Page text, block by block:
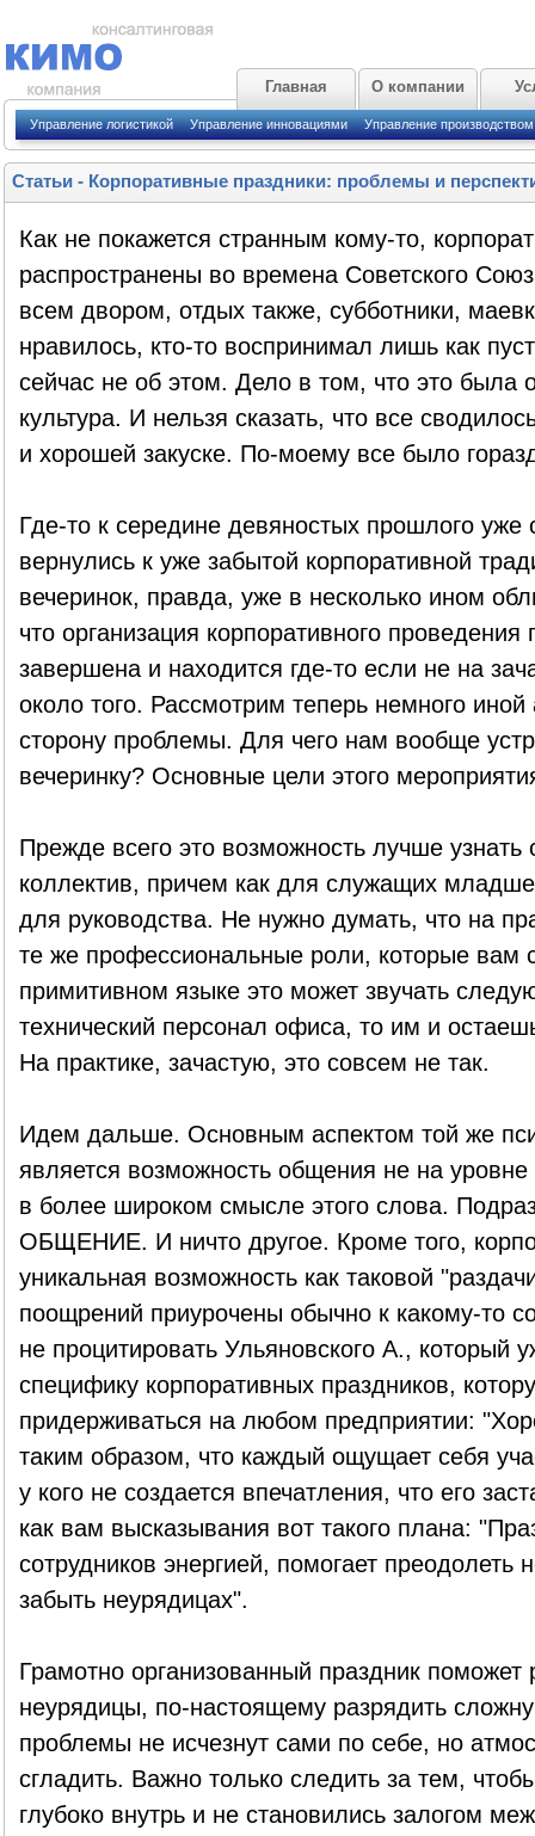
Главная О компании
Управление логистикой Управление инновациями Управление производством
Статьи- Корпоративные праздники: проблемы и
Как не покажется странным кому-то,
распространены во времена Советского
всем двором, отдых также, субботники,
нравилось, кто-то воспринимал лишь как
сейчас не об этом. Дело в том, что это была
культура. И нельзя сказать, что все
и хорошей закуске. По-моему все было
Где-то к середине девяностых прошлого уже
вернулись к уже забытой корпоративной
вечеринок, правда, уже в несколько ином
что организация корпоративного
завершена и находится где-то если не на
около того. Рассмотрим теперь немного иной
сторону проблемы. Для чего нам вообще
вечеринку? Основные цели этого
Прежде всего это возможность лучше узнать
коллектив, причем как для служащих
для руководства. Не нужно думать, что на
те же профессиональные роли, которые вам
примитивном языке это может звучать
технический персонал офиса, то им и
На практике, зачастую, это совсем не так.
Идем дальше. Основным аспектом той же
является возможность общения не на
в более широком смысле этого слова.
ОБЩЕНИЕ. И ничто другое. Кроме того,
уникальная возможность как таковой
поощрений приурочены обычно к какому-то
не процитировать Ульяновского А., который
специфику корпоративных праздников,
придерживаться на любом предприятии:
таким образом, что каждый ощущает себя
у кого не создается впечатления, что его
как вам высказывания вот такого плана:
сотрудников энергией, помогает
забыть неурядицах".
Грамотно организованный праздник
неурядицы, по-настоящему разрядить
проблемы не исчезнут сами по себе, но
сгладить. Важно только следить за тем,
глубоко внутрь и не становились залогом